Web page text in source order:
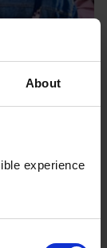
About
experience